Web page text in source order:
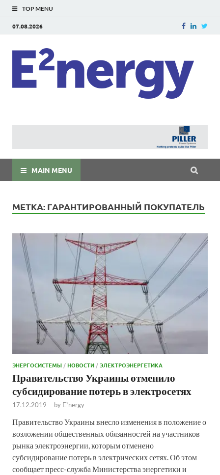
TOP MENU
07.08.2026
MAIN MENU
МЕТКА: ГАРАНТИРОВАННЫЙ ПОКУПАТЕЛЬ
ЭНЕРГОСИСТЕМЫ /НОВОСТИ /ЭЛЕКТРОЭНЕРГЕТИКА
Правительство Украины отменило
субсидирование потерь в электросетях
17.12.2019 - by E²nergy
Правительство Украины внесло изменения в положение о
возложении общественных обязанностей на участников
рынка электроэнергии, которым отменено
субсидирование потерь в электрических сетях. Об этом
сообщает пресс-служба Министерства энергетики и